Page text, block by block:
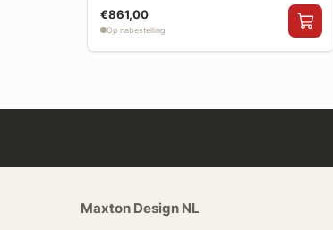
€861,00
Op nabestelling
Maxton Design NL